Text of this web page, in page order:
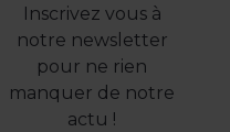
Inscrivez vous à
notre newsletter
pour ne rien
manquer de notre
actu !